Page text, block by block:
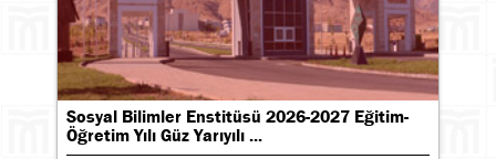
Sosyal Bilimler Enstitüsü 2026-2027 Eğitim-
Öğretim Yılı Güz Yarıyılı ...